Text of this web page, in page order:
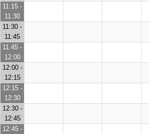
11:15 -
11:30
11:30 -
11:45
11:45 -
12:00
12:00 -
12:15
12:15 -
12:30
12:30 -
12:45
12:45 -